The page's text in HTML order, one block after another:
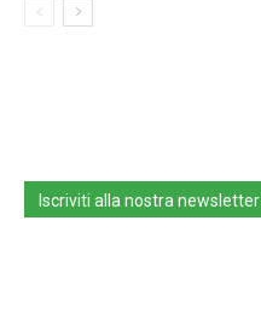
Iscriviti alla nostra newsletter